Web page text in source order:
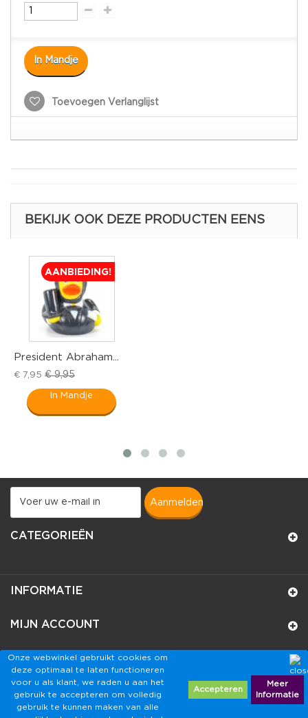
Onze webwinkel gebruikt cookies om
deze optimaal te laten functioneren
voor u als klant, we raden u aan het
gebruik te accepteren om volledig
gebruik te kunnen maken van alle
Accepteren
Meer
Informatie
In Mandje
Toevoegen Verlanglijst
BEKIJK OOK DEZE PRODUCTEN EENS
AANBIEDING!
President Abraham...
€ 7,95€ 9,95
In Mandje
aanmelden
CATEGORIEËN
INFORMATIE
MIJN ACCOUNT
WINKELINFORMATIE